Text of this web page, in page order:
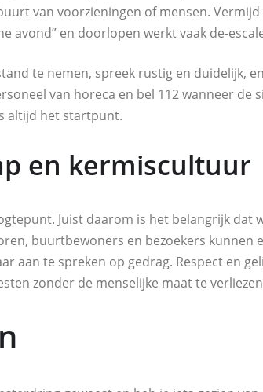
van voorzieningen of mensen.
avond” en doorlopen werkt vaak de-
te nemen, spreek rustig en duidelijk,
van horeca en bel 112 wanneer de
altijd het startpunt.
en kermiscultuur
Juist daarom is het belangrijk dat
buurtbewoners en bezoekers kunnen
aan te spreken op gedrag. Respect en
zonder de menselijke maat te